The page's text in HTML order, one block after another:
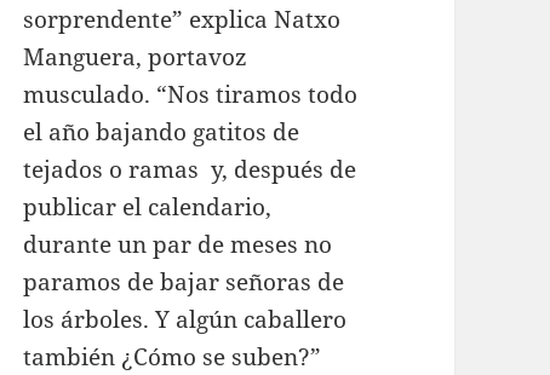
sorprendente” explica Natxo
Manguera, portavoz
musculado. “Nos tiramos todo
el año bajando gatitos de
tejados o ramas y, después de
publicar el calendario,
durante un par de meses no
paramos de bajar señoras de
los árboles. Y algún caballero
también ¿Cómo se suben?”